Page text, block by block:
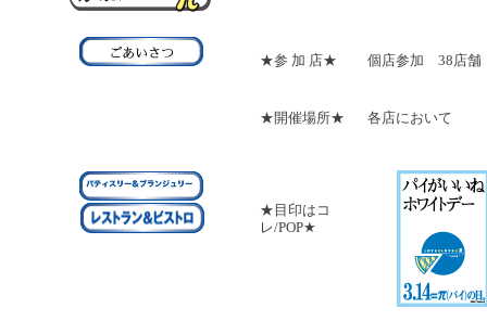
★参 加 店★ 個店参加 38店舗
★開催場所★ 各店において
★目印はコ
レ/POP★